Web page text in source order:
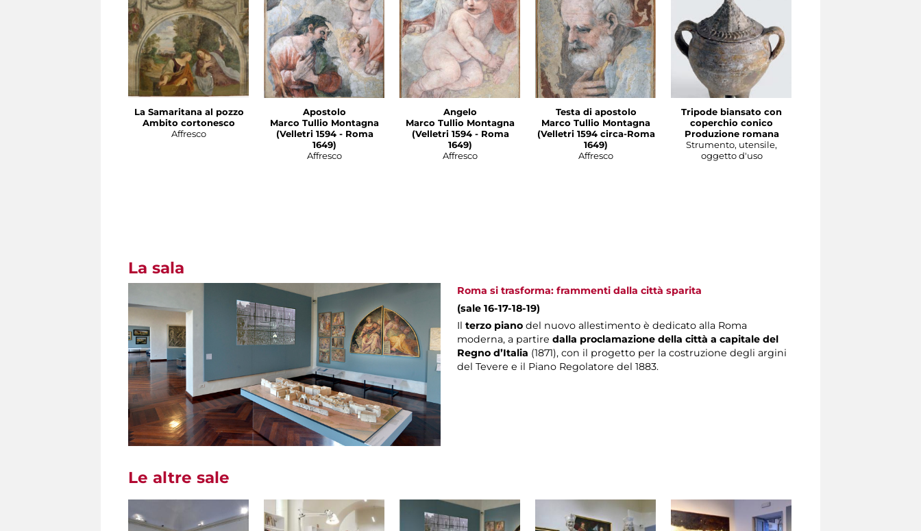
La Samaritana al pozzo
Ambito cortonesco
Affresco
Apostolo
Marco Tullio Montagna
(Velletri 1594 - Roma
1649)
Affresco
Angelo
Marco Tullio Montagna
(Velletri 1594 - Roma
1649)
Affresco
Testa di apostolo
Marco Tullio Montagna
(Velletri 1594 circa-Roma
1649)
Affresco
Tripode biansato con
coperchio conico
Produzione romana
Strumento, utensile,
oggetto d'uso
La sala
Roma si trasforma: frammenti dalla città sparita
(sale 16-17-18-19)
Ilterzo piano del nuovo allestimento è dedicato alla Roma
moderna, a partiredalla proclamazione della città a capitale del
Regno d’Italia (1871), con il progetto per la costruzione degli argini
del Tevere e il Piano Regolatore del 1883.
Le altre sale